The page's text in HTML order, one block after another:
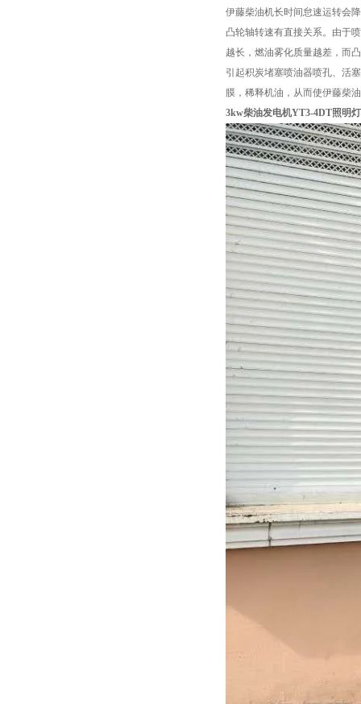
伊藤柴油机长时间怠速运转会
凸轮轴转速有直接关系。由于
越长，燃油雾化质量越差，而
引起积炭堵塞喷油器喷孔、活
膜，稀释机油，从而使伊藤柴
3kw柴油发电机YT3-4DT照明